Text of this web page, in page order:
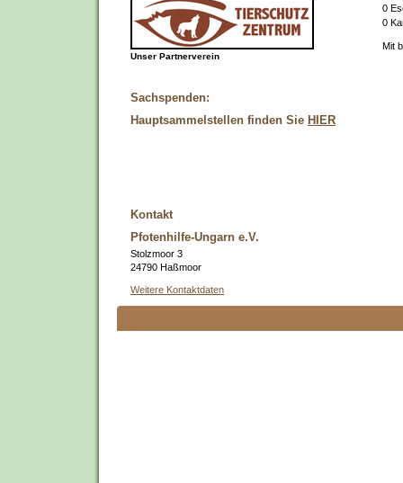
Unser Partnerverein
Sachspenden:
Hauptsammelstellen finden Sie HIER
Kontakt
Pfotenhilfe-Ungarn e.V.
Stolzmoor 3
24790 Haßmoor
Weitere Kontaktdaten
0
0
Mit